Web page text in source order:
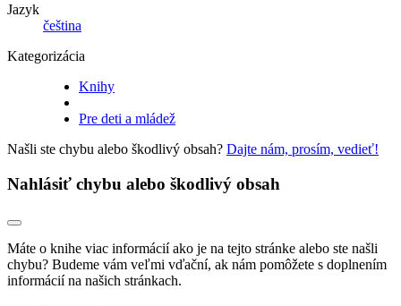
Jazyk
čeština
Kategorizácia
Knihy
Pre deti a mládež
Našli ste chybu alebo škodlivý obsah? Dajte nám, prosím, vedieť!
Nahlásiť chybu alebo škodlivý obsah
Máte o knihe viac informácií ako je na tejto stránke alebo ste našli
chybu? Budeme vám veľmi vďační, ak nám pomôžete s doplnením
informácií na našich stránkach.